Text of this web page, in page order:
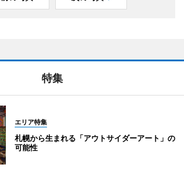
特集
エリア特集
札幌から生まれる「アウトサイダーアート」の
可能性